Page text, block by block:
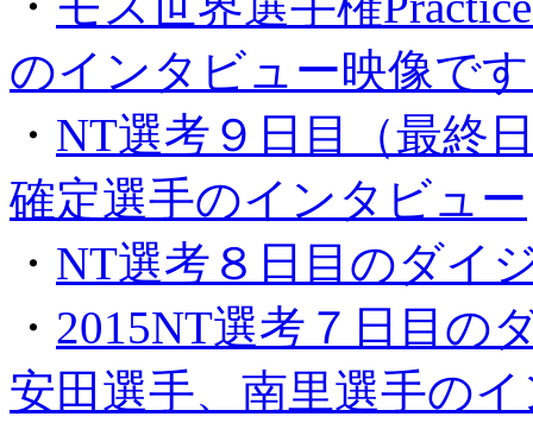
のインタビュー映像で
・ NT選考９日目（最終
確定選手のインタビュー
・ NT選考８日目のダイ
・ 2015NT選考７日目の
安田選手、南里選手の